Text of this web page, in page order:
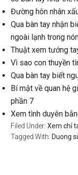
Đường hôn nhân
Qua bàn tay nhận
ngoài lạnh trong
Thuật xem tướng
Vì sao con thuyền
Qua bàn tay biết
Bí mật về quan hệ
phần 7
Xem tình duyên
Filed Under:Xem chỉ
Tagged With: Duong